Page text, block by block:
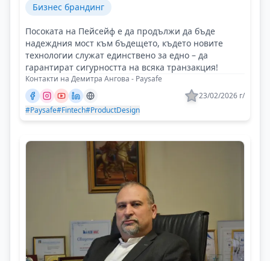
Бизнес брандинг
Посоката на Пейсейф е да продължи да бъде
надеждния мост към бъдещето, където новите
технологии служат единствено за едно – да
гарантират сигурността на всяка транзакция!
Контакти на Демитра Ангова - Paysafe
23/02/2026 г/
#Paysafe#Fintech#ProductDesign